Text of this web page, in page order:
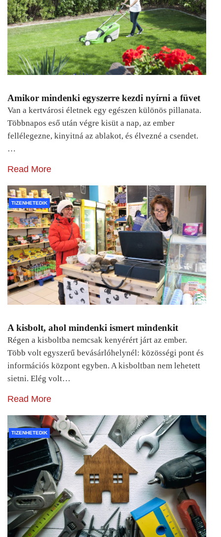
Amikor mindenki egyszerre kezdi nyírni a füvet
Van a kertvárosi életnek egy egészen különös pillanata.
Többnapos eső után végre kisüt a nap, az ember
fellélegezne, kinyitná az ablakot, és élvezné a csendet.
…
Read More
TIZENHETEDIK
A kisbolt, ahol mindenki ismert mindenkit
Régen a kisboltba nemcsak kenyérért járt az ember.
Több volt egyszerű bevásárlóhelynél: közösségi pont és
információs központ egyben. A kisboltban nem lehetett
sietni. Elég volt…
Read More
TIZENHETEDIK